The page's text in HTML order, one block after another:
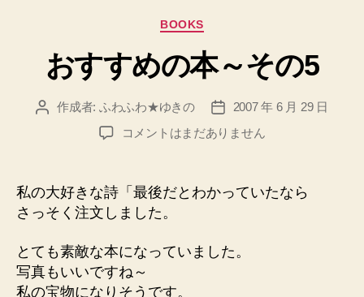
カ
ゴ
リ
BOOKS
おすすめの本～その5
投 作成者: ふわふわ★ゆきの
投
稿
日
2007 年 6 月 29 日
お
め
の
本
そ
の
5
コメントはまだありません
私の大好きな詩「最後だとわかっていたなら
さっそく注文しました。
とても素敵な本になっていました。
写真もいいですね～
私の宝物になりそうです。